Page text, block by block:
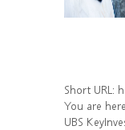
Short URL:
You are
UBS